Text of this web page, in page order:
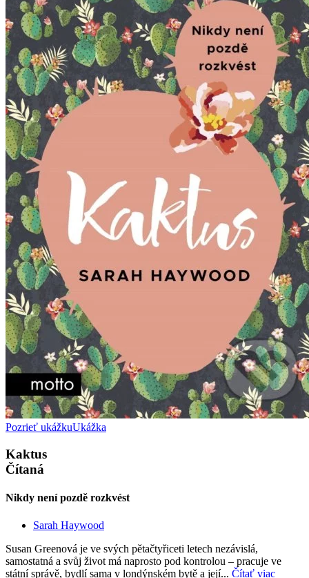
Pozrieť ukážkuUkážka
Kaktus
Čítaná
Nikdy není pozdě rozkvést
Sarah Haywood
Susan Greenová je ve svých pětačtyřiceti letech nezávislá,
samostatná a svůj život má naprosto pod kontrolou – pracuje ve
státní správě, bydlí sama v londýnském bytě a její... Čítať viac